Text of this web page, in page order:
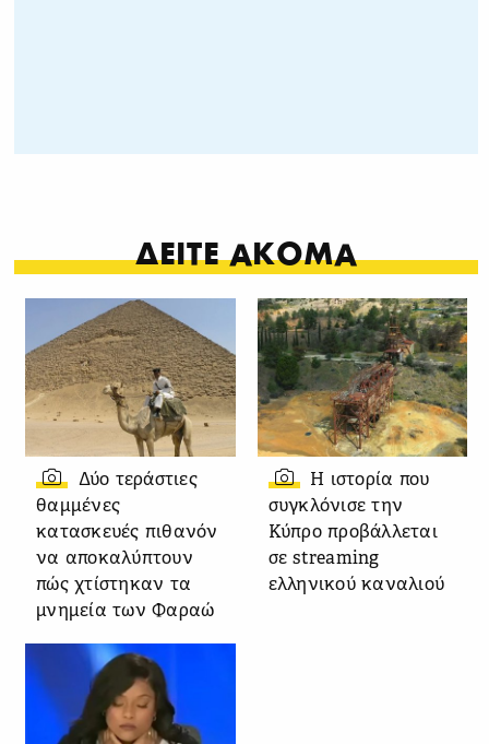
ΔΕΙΤΕ ΑΚΟΜΑ
Δύο τεράστιες
θαμμένες
κατασκευές πιθανόν
να αποκαλύπτουν
πώς χτίστηκαν τα
μνημεία των Φαραώ
Η ιστορία που
συγκλόνισε την
Κύπρο προβάλλεται
σε streaming
ελληνικού καναλιού